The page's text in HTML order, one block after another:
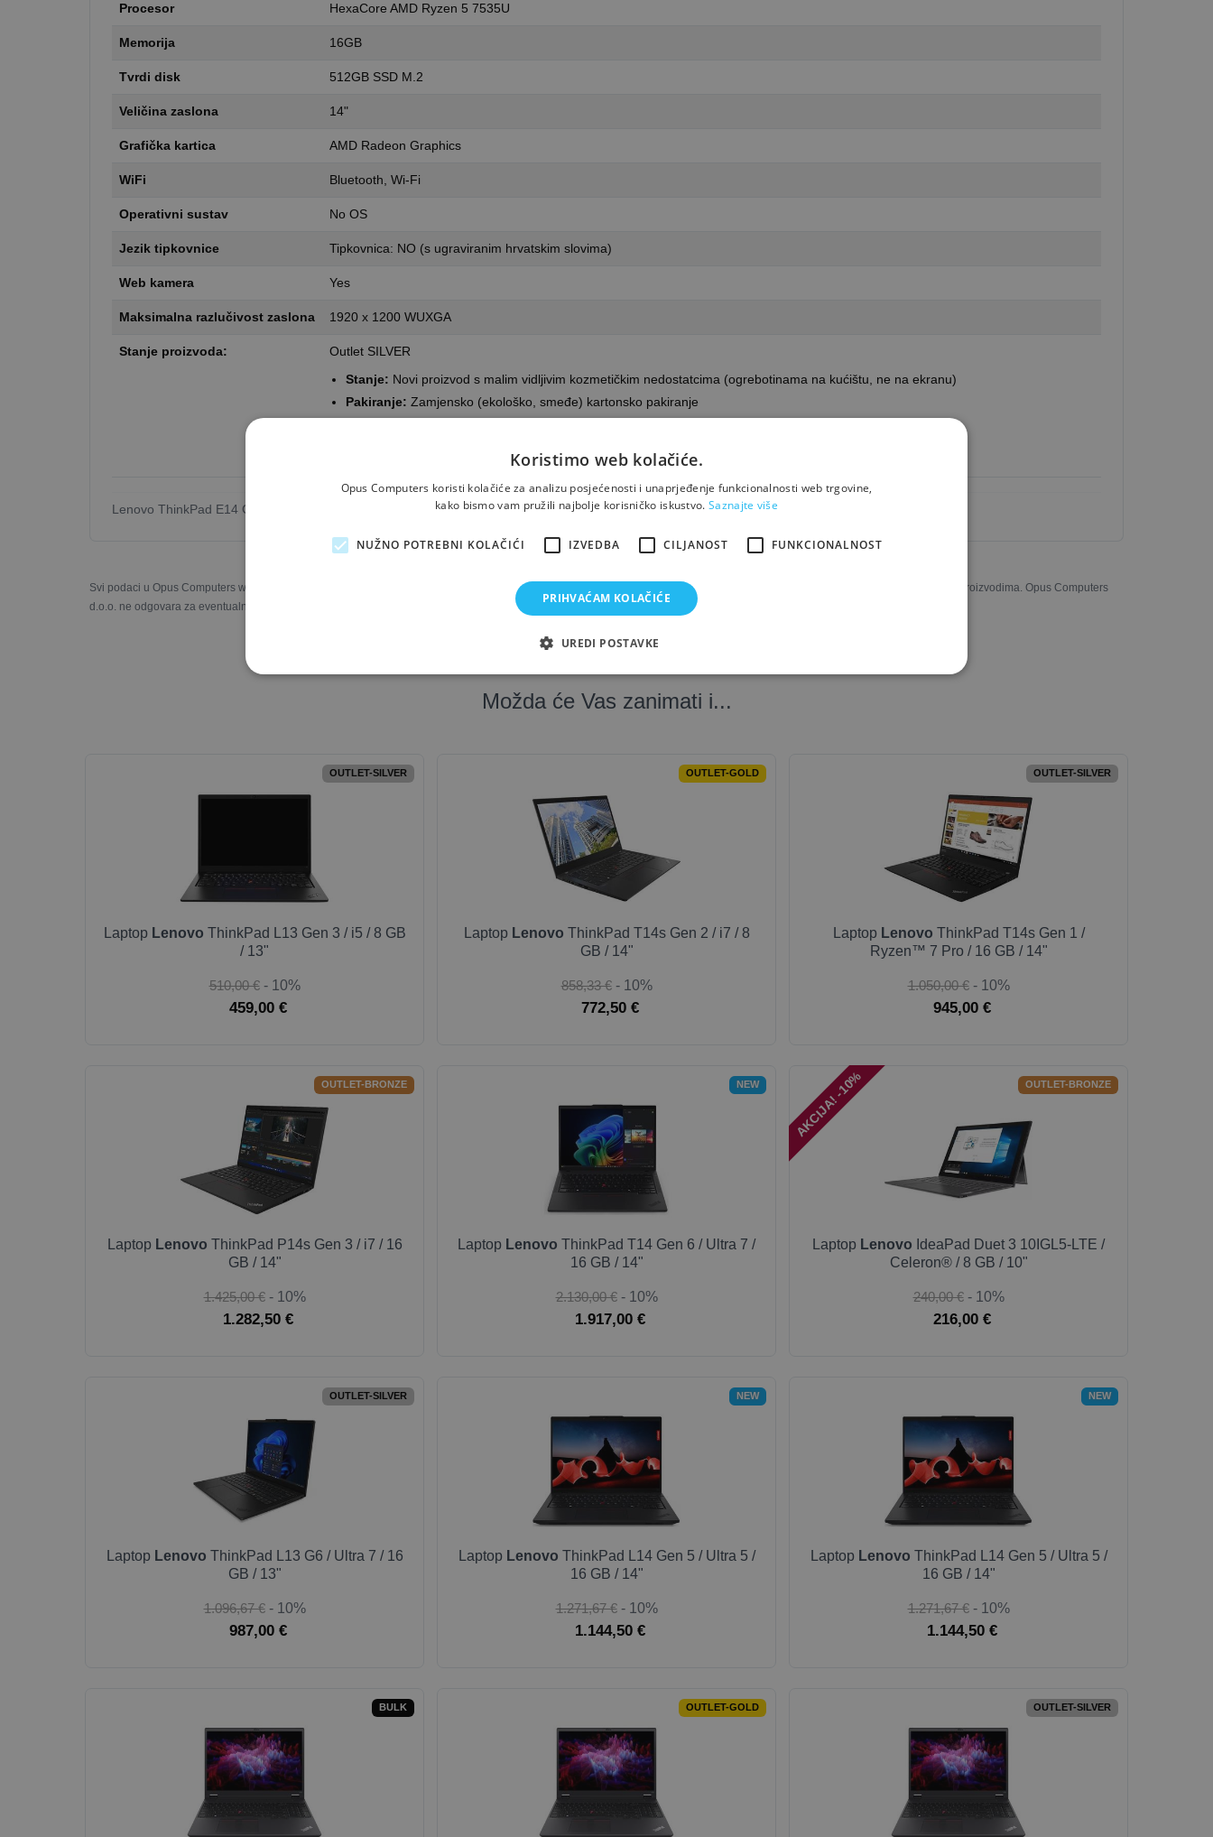
Procesor HexaCore AMD Ryzen 5 7535U
Memorija 16GB
Tvrdi disk 512GB SSD M.2
Veličina zaslona 14"
Grafička kartica AMD Radeon Graphics
WiFi Bluetooth, Wi-Fi
Operativni sustav No OS
Jezik tipkovnice Tipkovnica: NO (s ugraviranim hrvatskim slovima)
Web kamera Yes
Maksimalna razlučivost zaslona 1920 x 1200 WUXGA
Stanje proizvoda:
Outlet SILVER
Stanje: Novi proizvod s malim vidljivim kozmetičkim nedostatcima (ogrebotinama na kućištu, ne na ekranu)
Pakiranje: Zamjensko (ekološko, smeđe) kartonsko pakiranje
Lenovo ThinkPad E14 Gen 6 - 14"
Svi podaci u Opus Computers web trgovini prezentirani su s najboljom namjerom. Fotografije proizvoda ilustrativne su prirode i ne moraju nužno u potpunosti odgovarati stvarnim proizvodima. Opus Computers
d.o.o. ne odgovara za eventualne nesukladnosti u slikama, opisima, specifikacijama, cijenama i raspoloživim količinama proizvoda.
Možda će Vas zanimati i...
OUTLET-SILVER
Laptop Lenovo ThinkPad L13 Gen 3 / i5 / 8 GB
/ 13"
510,00 € - 10%
459,00 €
OUTLET-GOLD
Laptop Lenovo ThinkPad T14s Gen 2 / i7 / 8
GB / 14"
858,33 € - 10%
772,50 €
OUTLET-SILVER
Laptop Lenovo ThinkPad T14s Gen 1 /
Ryzen™ 7 Pro / 16 GB / 14"
1.050,00 € - 10%
945,00 €
OUTLET-BRONZE
Laptop Lenovo ThinkPad P14s Gen 3 / i7 / 16
GB / 14"
1.425,00 € - 10%
1.282,50 €
NEW
Laptop Lenovo ThinkPad T14 Gen 6 / Ultra 7 /
16 GB / 14"
2.130,00 € - 10%
1.917,00 €
AKCIJA! -10% OUTLET-BRONZE
Laptop Lenovo IdeaPad Duet 3 10IGL5-LTE /
Celeron® / 8 GB / 10"
240,00 € - 10%
216,00 €
OUTLET-SILVER
Laptop Lenovo ThinkPad L13 G6 / Ultra 7 / 16
GB / 13"
1.096,67 € - 10%
987,00 €
NEW
Laptop Lenovo ThinkPad L14 Gen 5 / Ultra 5 /
16 GB / 14"
1.271,67 € - 10%
1.144,50 €
NEW
Laptop Lenovo ThinkPad L14 Gen 5 / Ultra 5 /
16 GB / 14"
1.271,67 € - 10%
1.144,50 €
BULK OUTLET-GOLD OUTLET-SILVER
Koristimo web kolačiće.
Opus Computers koristi kolačiće za analizu posjećenosti i unaprjeđenje funkcionalnosti web trgovine,
kako bismo vam pružili najbolje korisničko iskustvo. Saznajte više
NUŽNO POTREBNI KOLAČIĆI IZVEDBA CILJANOST FUNKCIONALNOST
PRIHVAĆAM KOLAČIĆE
UREDI POSTAVKE